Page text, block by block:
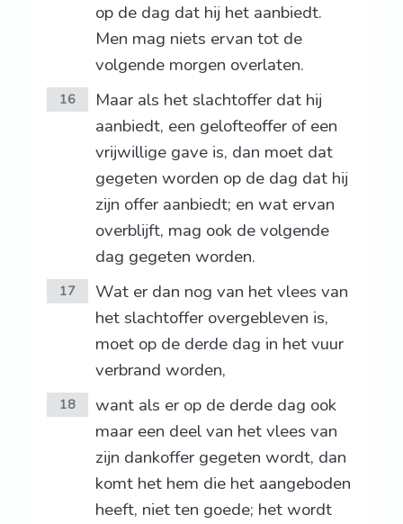
op de dag dat hij het aanbiedt.
Men mag niets ervan tot de
volgende morgen overlaten.
16
Maar als het slachtoffer dat hij
aanbiedt, een gelofteoffer of een
vrijwillige gave is, dan moet dat
gegeten worden op de dag dat hij
zijn offer aanbiedt; en wat ervan
overblijft, mag ook de volgende
dag gegeten worden.
17
Wat er dan nog van het vlees van
het slachtoffer overgebleven is,
moet op de derde dag in het vuur
verbrand worden,
18
want als er op de derde dag ook
maar een deel van het vlees van
zijn dankoffer gegeten wordt, dan
komt het hem die het aangeboden
heeft, niet ten goede; het wordt